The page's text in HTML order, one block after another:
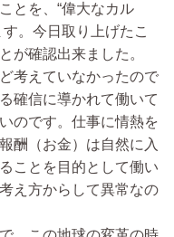
とを、“偉大なカル
。今日取り上げたこ
が確認出来ました。
考えていなかったので
確信に導かれて働いて
のです。仕事に情熱を
酬（お金）は自然に入
ことを目的として働い
え方からして異常なの